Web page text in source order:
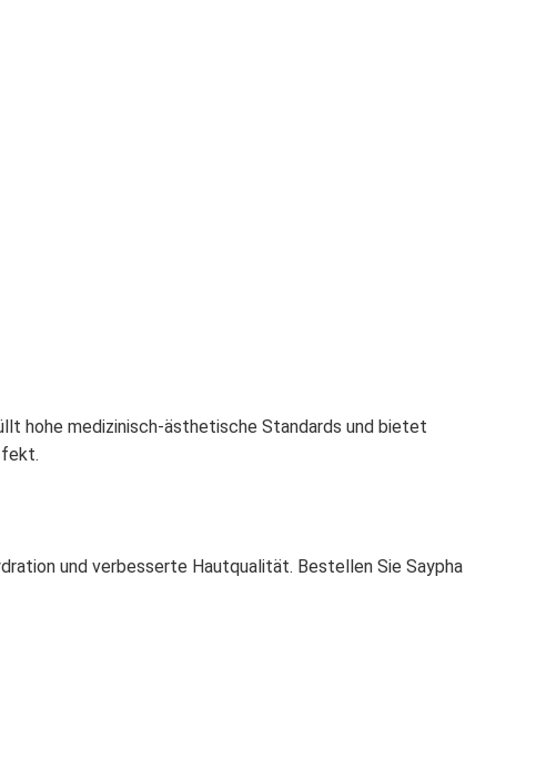
hohe medizinisch-ästhetische Standards und bietet
und verbesserte Hautqualität. Bestellen Sie Saypha